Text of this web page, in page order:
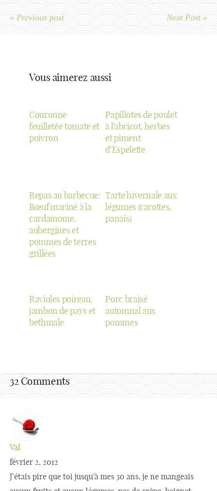
« Previous post Next Post »
Vous aimerez aussi
Couronne
feuilletée tomate et
poivron
Papillotes de poulet
à l’abricot, herbes
et piment
d’Espelette
Repas au barbecue:
Bœuf mariné à la
cardamome,
aubergines et
pommes de terres
grillées
Tarte hivernale aux
légumes (carottes,
panais)
Ravioles poireau,
jambon de pays et
bethmale
Porc braisé
automnal aux
pommes
32 Comments
Val
février 2, 2012
J’étais pire que toi jusqu’à mes 30 ans, je ne mangeais